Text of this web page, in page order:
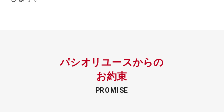
パシオリユースからの
お約束
PROMISE